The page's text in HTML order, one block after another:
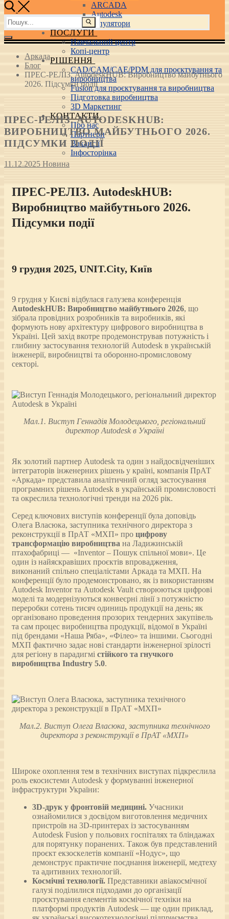
ARCADA
Autodesk
3D маніпулятори
ПОСЛУГИ
Навчальний центр
Копі-центр
РІШЕННЯ
CAD/CAM/CAE/PDM для проєктування та
виробництва
Fusion для проєктування та виробництва
Підготовка виробництва
3D Маркетинг
КОНТАКТИ
Про нас
Партнери
Вакансії
Інфосторінка
Пошук:
Аркада
Блог
ПРЕС-РЕЛІЗ. AutodeskHUB: Виробництво майбутнього
2026. Підсумки події
ПРЕС-РЕЛІЗ. AUTODESKHUB:
ВИРОБНИЦТВО МАЙБУТНЬОГО 2026.
ПІДСУМКИ ПОДІЇ
11.12.2025 Новина
ПРЕС-РЕЛІЗ. AutodeskHUB:
Виробництво майбутнього 2026.
Підсумки події
9 грудня 2025, UNIT.City, Київ
9 грудня у Києві відбулася галузева конференція
AutodeskHUB: Виробництво майбутнього 2026, що
зібрала провідних розробників та виробників, які
формують нову архітектуру цифрового виробництва в
Україні. Цей захід вкотре продемонстрував потужність і
глибину застосування технологій Autodesk в українській
інженерії, виробництві та оборонно-промисловому
секторі.
Мал.1. Виступ Геннадія Молодецького, регіональний
директор Autodesk в Україні
Як золотий партнер Autodesk та один з найдосвідченіших
інтеграторів інженерних рішень у країні, компанія ПрАТ
«Аркада» представила аналітичний огляд застосування
програмних рішень Autodesk в українській промисловості
та окреслила технологічні тренди на 2026 рік.
Серед ключових виступів конференції була доповідь
Олега Власюка, заступника технічного директора з
реконструкції в ПрАТ «МХП» про цифрову
трансформацію виробництва на Ладижинській
птахофабриці — «Inventor – Пошук спільної мови». Це
один із найяскравіших проєктів впровадження,
виконаний спільно спеціалістами Аркада та МХП. На
конференції було продемонстровано, як із використанням
Autodesk Inventor та Autodesk Vault створюються цифрові
моделі та модернізуються конвеєрні лінії з потужністю
переробки сотень тисяч одиниць продукції на день; як
організовано проведення прозорих тендерних закупівель
та сам процес виробництва продукції, відомої в Україні
під брендами «Наша Ряба», «Філео» та іншими. Сьогодні
МХП фактично задає нові стандарти інженерної зрілості
для регіону в парадигмі стійкого та гнучкого
виробництва Industry 5.0.
Мал.2. Виступ Олега Власюка, заступника технічного
директора з реконструкції в ПрАТ «МХП»
Широке охоплення тем в технічних виступах підкреслила
роль екосистеми Autodesk у формуванні інженерної
інфраструктури України:
3D-друк у фронтовій медицині. Учасники
ознайомилися з досвідом виготовлення медичних
пристроїв на 3D-принтерах із застосуванням
Autodesk Fusion у польових госпіталях та бліндажах
для порятунку поранених. Також був представлений
проєкт екзоскелетів компанії «Нодус», що
демонструє практичне поєднання інженерії, медтеху
та адитивних технологій.
Космічні технології. Представники авіакосмічної
галузі поділилися підходами до організації
проєктування елементів космічної техніки на
платформі продуктів Autodesk — ще один приклад,